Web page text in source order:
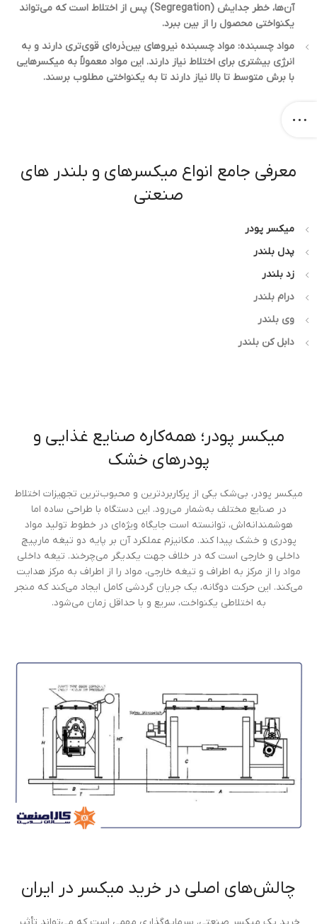
آن‌ها، خطر جدایش (Segregation) پس از اختلاط است که می‌تواند
یکنواختی محصول را از بین ببرد.
مواد چسبنده: مواد چسبنده نیروهای بین‌ذره‌ای قوی‌تری دارند و به
انرژی بیشتری برای اختلاط نیاز دارند. این مواد معمولاً به میکسرهایی
با برش متوسط تا بالا نیاز دارند تا به یکنواختی مطلوب برسند.
معرفی جامع انواع میکسرهای و بلندر های
صنعتی
میکسر پودر
پدل بلندر
زد بلندر
درام بلندر
وی بلندر
دابل کن بلندر
میکسر پودر؛ همه‌کاره صنایع غذایی و
پودرهای خشک
میکسر پودر، بی‌شک یکی از پرکاربردترین و محبوب‌ترین تجهیزات اختلاط
در صنایع مختلف به‌شمار می‌رود. این دستگاه با طراحی ساده اما
هوشمندانه‌اش، توانسته است جایگاه ویژه‌ای در خطوط تولید مواد
پودری و خشک پیدا کند. مکانیزم عملکرد آن بر پایه دو تیغه مارپیچ
داخلی و خارجی است که در خلاف جهت یکدیگر می‌چرخند. تیغه داخلی
مواد را از مرکز به اطراف و تیغه خارجی، مواد را از اطراف به مرکز هدایت
می‌کند. این حرکت دوگانه، یک جریان گردشی کامل ایجاد می‌کند که منجر
به اختلاطی یکنواخت، سریع و با حداقل زمان می‌شود.
چالش‌های اصلی در خرید میکسر در ایران